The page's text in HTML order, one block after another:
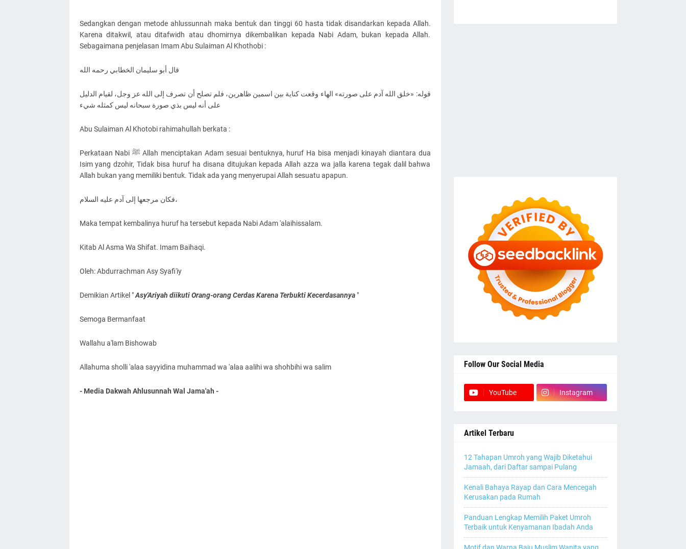
Sedangkan dengan metode ahlussunnah maka bentuk dan tinggi 60 hasta tidak disandarkan kepada Allah.
Karena ditakwil, atau ditafwidh atau dhomirnya dikembalikan kepada Nabi Adam, bukan kepada Allah.
Sebagaimana penjelasan Imam Abu Sulaiman Al Khothobi :
ﻗﺎﻝ ﺃﺑﻮ ﺳﻠﻴﻤﺎﻥ اﻟﺨﻄﺎﺑﻲ ﺭﺣﻤﻪ اﻟﻠﻪ
ﻗﻮﻟﻪ: «ﺧﻠﻖ اﻟﻠﻪ ﺁﺩﻡ ﻋﻠﻰ ﺻﻮﺭﺗﻪ» اﻟﻬﺎء ﻭﻗﻌﺖ ﻛﻨﺎﻳﺔ ﺑﻴﻦ اﺳﻤﻴﻦ ﻇﺎﻫﺮﻳﻦ، ﻓﻠﻢ ﺗﺼﻠﺢ ﺃﻥ ﺗﺼﺮﻑ ﺇﻟﻰ اﻟﻠﻪ ﻋﺰ ﻭﺟﻞ، ﻟﻘﻴﺎﻡ اﻟﺪﻟﻴﻞ
ﻋﻠﻰ ﺃﻧﻪ ﻟﻴﺲ ﺑﺬﻱ ﺻﻮﺭﺓ ﺳﺒﺤﺎﻧﻪ ﻟﻴﺲ ﻛﻤﺜﻠﻪ ﺷﻲء
Abu Sulaiman Al Khotobi rahimahullah berkata :
Perkataan Nabi ﷺ Allah menciptakan Adam sesuai bentuknya, huruf Ha bisa menjadi kinayah diantara dua
Isim yang dzohir, Tidak bisa huruf ha disana ditujukan kepada Allah azza wa jalla karena tegak dalil bahwa
Allah bukan yang memiliki bentuk. Tidak ada yang menyerupai Allah sesuatu apapun.
ﻓﻜﺎﻥ ﻣﺮﺟﻌﻬﺎ ﺇﻟﻰ ﺁﺩﻡ ﻋﻠﻴﻪ اﻟﺴﻼﻡ،
Maka tempat kembalinya huruf ha tersebut kepada Nabi Adam 'alaihissalam.
Kitab Al Asma Wa Shifat. Imam Baihaqi.
Oleh: Abdurrachman Asy Syafi'iy
Demikian Artikel "Asy'Ariyah diikuti Orang-orang Cerdas Karena Terbukti Kecerdasannya "
Semoga Bermanfaat
Wallahu a'lam Bishowab
Allahuma sholli 'alaa sayyidina muhammad wa 'alaa aalihi wa shohbihi wa salim
- Media Dakwah Ahlusunnah Wal Jama'ah -
Follow Our Social Media
YouTube Instagram
Artikel Terbaru
12 Tahapan Umroh yang Wajib Diketahui
Jamaah, dari Daftar sampai Pulang
Kenali Bahaya Rayap dan Cara Mencegah
Kerusakan pada Rumah
Panduan Lengkap Memilih Paket Umroh
Terbaik untuk Kenyamanan Ibadah Anda